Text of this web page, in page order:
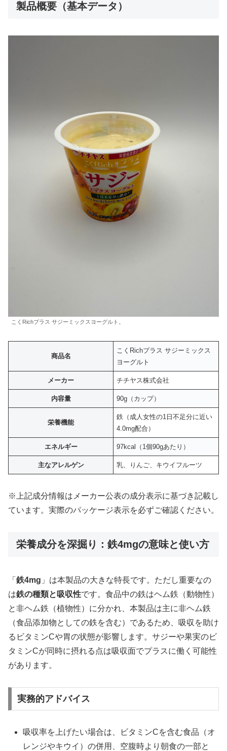
製品概要（基本データ）
こくRichプラス サジーミックスヨーグルト。
商品名
こくRichプラス サジーミックス
ヨーグルト
メーカー チチヤス株式会社
内容量 90g（カップ）
栄養機能
鉄（成人女性の1日不足分に近い
4.0mg配合）
エネルギー 97kcal（1個90gあたり）
主なアレルゲン 乳、りんご、キウイフルーツ
※上記成分情報はメーカー公表の成分表示に基づき記載し
ています。実際のパッケージ表示を必ずご確認ください。
栄養成分を深掘り：鉄4mgの意味と使い方
「 鉄4mg 」は本製品の大きな特長です。ただし重要なの
は鉄の種類と吸収性です。食品中の鉄はヘム鉄（動物性）
と非ヘム鉄（植物性）に分かれ、本製品は主に非ヘム鉄
（食品添加物としての鉄を含む）であるため、吸収を助け
るビタミンCや胃の状態が影響します。サジーや果実のビ
タミンCが同時に摂れる点は吸収面でプラスに働く可能性
があります。
実務的アドバイス
吸収率を上げたい場合は、ビタミンCを含む食品（オ
レンジやキウイ）の併用、空腹時より朝食の一部と